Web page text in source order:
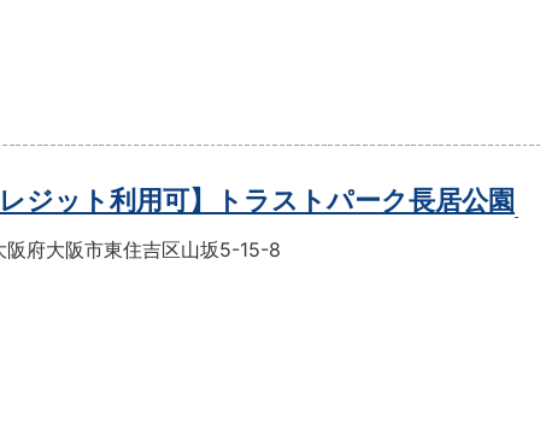
レジット利用可】トラストパーク長居公園
阪府大阪市東住吉区山坂5-15-8